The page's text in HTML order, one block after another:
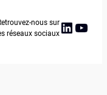
nous sur
réseaux sociaux